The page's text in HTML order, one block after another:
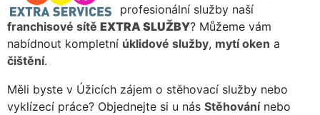
profesionální služby naší
franchisové sítě EXTRA SLUŽBY? Můžeme vám
nabídnout kompletní úklidové služby, mytí oken a
čištění.
Měli byste v Úžicích zájem o stěhovací služby nebo
vyklízecí práce? Objednejte si u nás Stěhovánínebo